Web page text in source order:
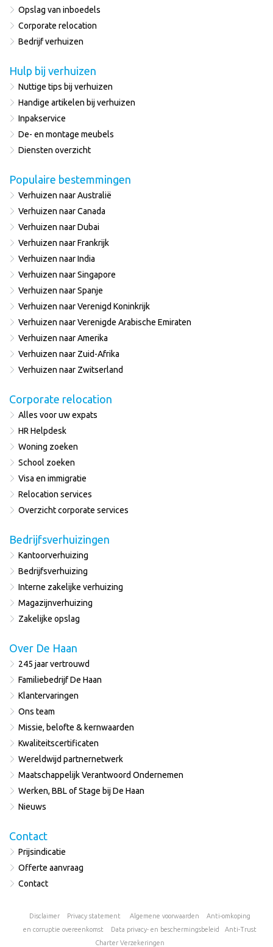
Opslag van inboedels
Corporate relocation
Bedrijf verhuizen
Hulp bij verhuizen
Nuttige tips bij verhuizen
Handige artikelen bij verhuizen
Inpakservice
De- en montage meubels
Diensten overzicht
Populaire bestemmingen
Verhuizen naar Australië
Verhuizen naar Canada
Verhuizen naar Dubai
Verhuizen naar Frankrijk
Verhuizen naar India
Verhuizen naar Singapore
Verhuizen naar Spanje
Verhuizen naar Verenigd Koninkrijk
Verhuizen naar Verenigde Arabische Emiraten
Verhuizen naar Amerika
Verhuizen naar Zuid-Afrika
Verhuizen naar Zwitserland
Corporate relocation
Alles voor uw expats
HR Helpdesk
Woning zoeken
School zoeken
Visa en immigratie
Relocation services
Overzicht corporate services
Bedrijfsverhuizingen
Kantoorverhuizing
Bedrijfsverhuizing
Interne zakelijke verhuizing
Magazijnverhuizing
Zakelijke opslag
Over De Haan
245 jaar vertrouwd
Familiebedrijf De Haan
Klantervaringen
Ons team
Missie, belofte & kernwaarden
Kwaliteitscertificaten
Wereldwijd partnernetwerk
Maatschappelijk Verantwoord Ondernemen
Werken, BBL of Stage bij De Haan
Nieuws
Contact
Prijsindicatie
Offerte aanvraag
Contact
Disclaimer Privacy statement Algemene voorwaarden
Anti-omkoping
en corruptie overeenkomst
Data privacy- en beschermingsbeleid
Anti-Trust
Charter Verzekeringen